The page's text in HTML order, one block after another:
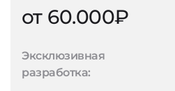
от 60.000₽
Эксклюзивная
разработка: